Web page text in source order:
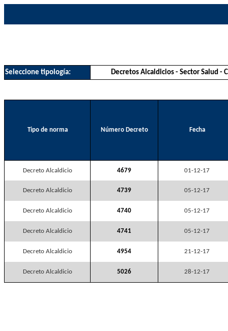
Seleccione tipología: Decretos Alcaldicios - Sector Salud -
Tipo de norma Número Decreto Fecha
Decreto Alcaldicio 4679 01-12-17
Decreto Alcaldicio 4739 05-12-17
Decreto Alcaldicio 4740 05-12-17
Decreto Alcaldicio 4741 05-12-17
Decreto Alcaldicio 4954 21-12-17
Decreto Alcaldicio 5026 28-12-17